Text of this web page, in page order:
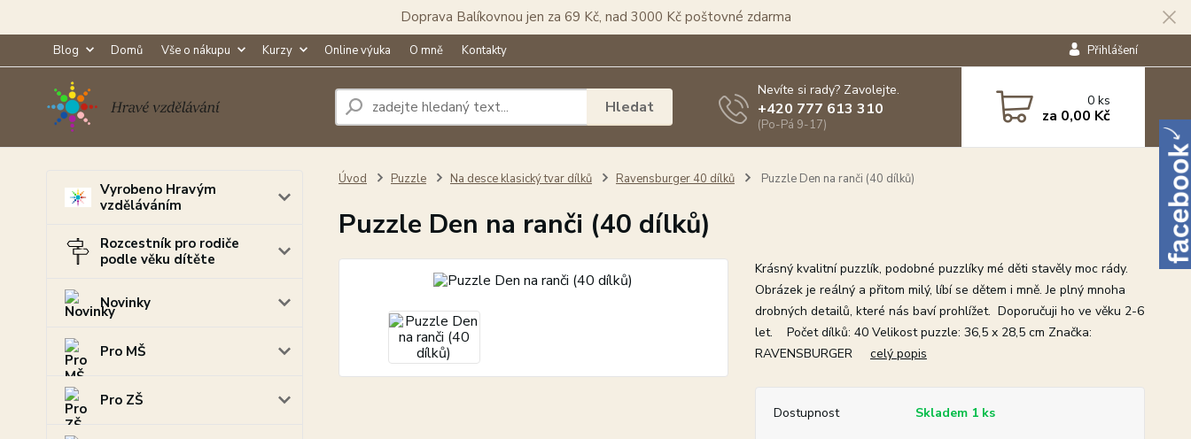
Doprava Balíkovnou jen za 69 Kč, nad 3000 Kč poštovné zdarma
Blog Domů Vše o nákupu Kurzy Online výuka O mně Kontakty Přihlášení
Hledat
Nevíte si rady? Zavolejte.
+420 777 613 310
(Po-Pá 9-17)
0ks
za 0,00 Kč
Vyrobeno Hravým
vzděláváním
Rozcestník pro rodiče
podle věku dítěte
Novinky
Pro MŠ
Pro ZŠ
Úvod Puzzle Na desce klasický tvar dílků Ravensburger 40 dílků Puzzle Den na ranči (40 dílků)
Puzzle Den na ranči (40 dílků)
Krásný kvalitní puzzlík, podobné puzzlíky mé děti stavěly moc rády.
Obrázek je reálný a přitom milý, líbí se dětem i mně. Je plný mnoha
drobných detailů, které nás baví prohlížet. Doporučuji ho ve věku 2-6
let. Počet dílků: 40 Velikost puzzle: 36,5 x 28,5 cm Značka:
RAVENSBURGER celý popis
Dostupnost Skladem 1 ks